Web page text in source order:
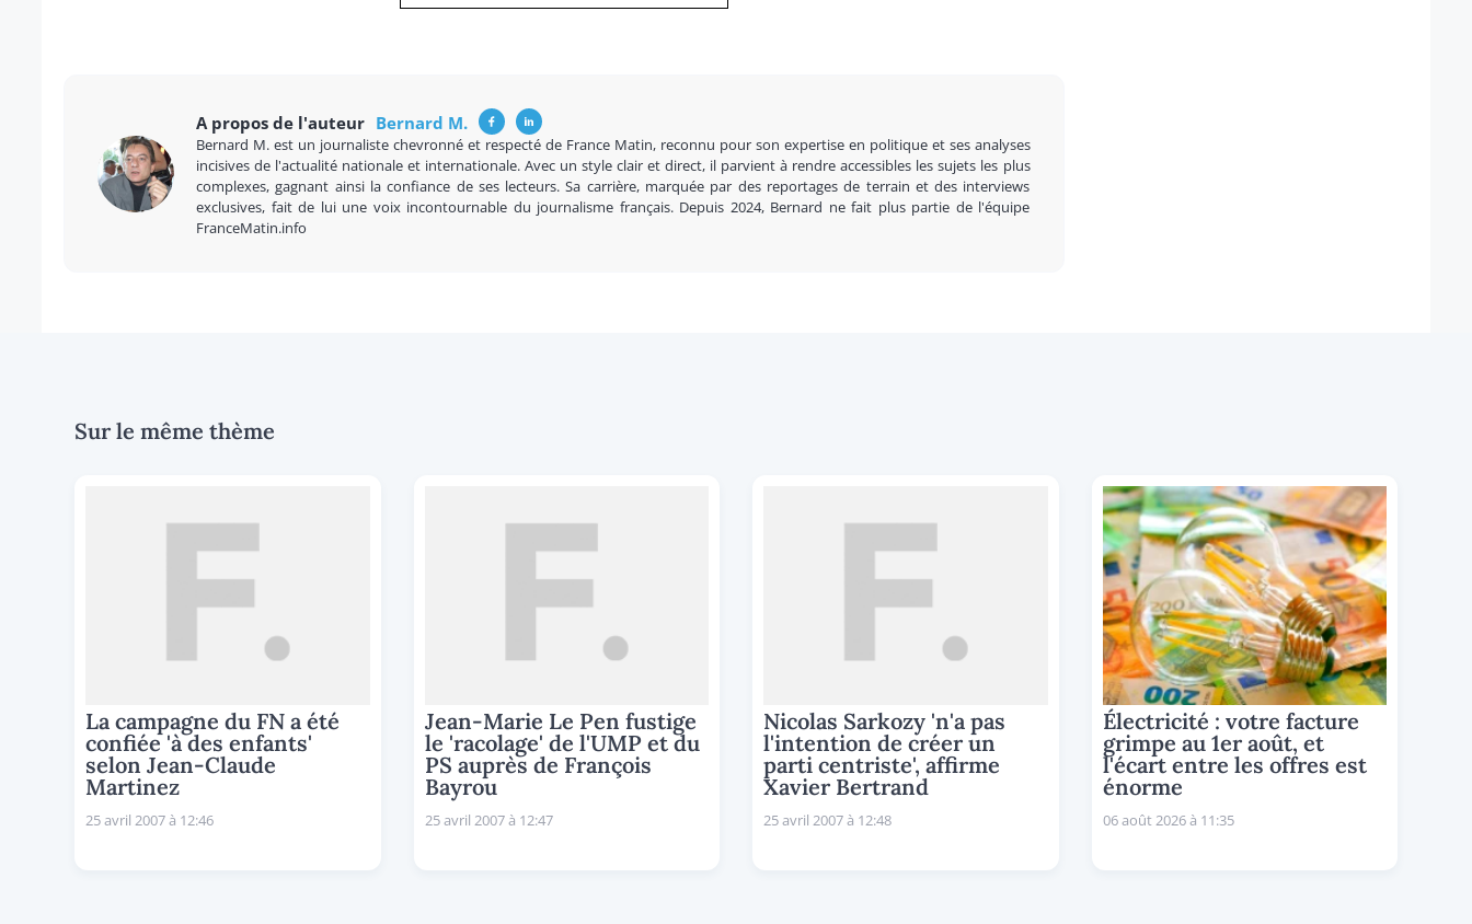
A propos de l'auteur Bernard M.
Bernard M. est un journaliste chevronné et respecté de France Matin, reconnu pour son expertise en politique et ses analyses
incisives de l'actualité nationale et internationale. Avec un style clair et direct, il parvient à rendre accessibles les sujets les plus
complexes, gagnant ainsi la confiance de ses lecteurs. Sa carrière, marquée par des reportages de terrain et des interviews
exclusives, fait de lui une voix incontournable du journalisme français. Depuis 2024, Bernard ne fait plus partie de l'équipe
FranceMatin.info
Sur le même thème
La campagne du FN a été
confiée 'à des enfants'
selon Jean-Claude
Martinez
25 avril 2007 à 12:46
Jean-Marie Le Pen fustige
le 'racolage' de l'UMP et du
PS auprès de François
Bayrou
25 avril 2007 à 12:47
Nicolas Sarkozy 'n'a pas
l'intention de créer un
parti centriste', affirme
Xavier Bertrand
25 avril 2007 à 12:48
Électricité : votre facture
grimpe au 1er août, et
l'écart entre les offres est
énorme
06 août 2026 à 11:35